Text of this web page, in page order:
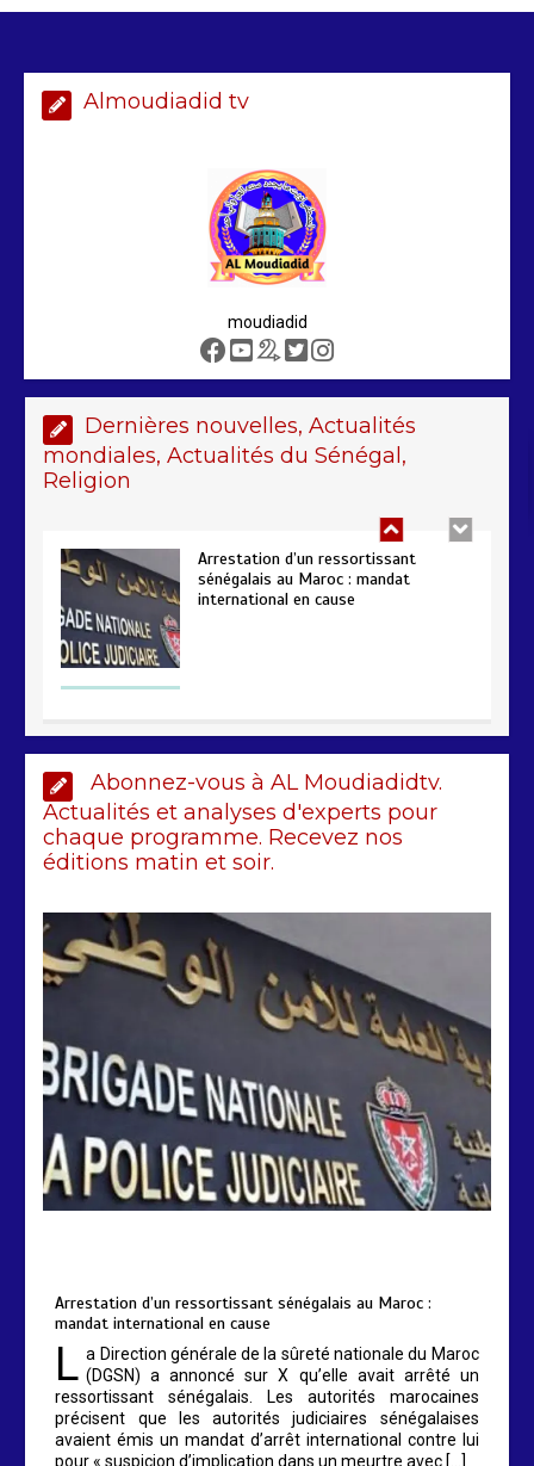
Almoudiadid tv
moudiadid
Dernières nouvelles, Actualités
mondiales, Actualités du Sénégal,
Religion
AIBD : les Douanes réalisent une
190 millions FCFA
2 min 229
Arrestation d’un ressortissant
sénégalais au Maroc : mandat
international en cause
poursuivent autour du rapport ROSC
2 min 221
Sénégal : lancement de Mousso.sn,
une plateforme pour mieux visibiliser
les réalités des femmes
193
AIBD : les Douanes réalisent une
saisie de 28 kg de haschich estimés à
190 millions FCFA
Arrestation d’un ressortissant
sénégalais au Maroc : mandat
international en cause
2 min 208
Abonnez-vous à AL Moudiadidtv.
Actualités et analyses d'experts pour
chaque programme. Recevez nos
éditions matin et soir.
Arrestation d’un ressortissant sénégalais au Maroc :
mandat international en cause
L a Direction générale de la sûreté nationale du Maroc
(DGSN) a annoncé sur X qu’elle avait arrêté un
ressortissant sénégalais. Les autorités marocaines
précisent que les autorités judiciaires sénégalaises
avaient émis un mandat d’arrêt international contre lui
pour « suspicion d’implication dans un meurtre avec […]